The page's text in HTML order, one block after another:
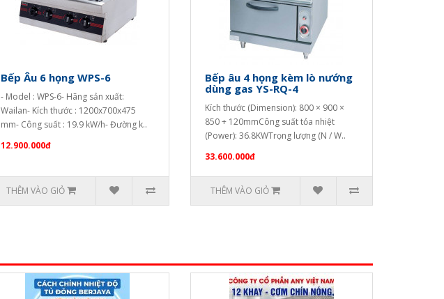
Bếp Âu 6 họng WPS-6
- Model : WPS-6- Hãng sản xuất:
Wailan- Kích thước : 1200x700x475
mm- Công suất : 19.9 kW/h- Đường k..
12.900.000đ
THÊM VÀO GIỎ
Bếp âu 4 họng kèm lò nướng
dùng gas YS-RQ-4
Kích thước (Dimension): 800 × 900 ×
850 + 120mmCông suất tỏa nhiệt
(Power): 36.8KWTrọng lượng (N / W..
33.600.000đ
THÊM VÀO GIỎ